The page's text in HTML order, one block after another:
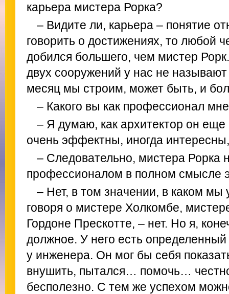
карьера мистера Рорка?
– Видите ли, карьера – понятие
говорить о достижениях, то любой
добился большего, чем мистер
двух сооружений у нас не
месяц мы строим, может быть, и
– Какого вы как профессионал
– Я думаю, как архитектор он еще
очень эффектны, иногда
– Следовательно, мистера Рорка
профессионалом в полном смысле
– Нет, в том значении, в каком мы
говоря о мистере Холкомбе,
Гордоне Прескотте, – нет. Но я,
должное. У него есть
у инженера. Он мог бы себя
внушить, пытался… помочь…
бесполезно. С тем же успехом